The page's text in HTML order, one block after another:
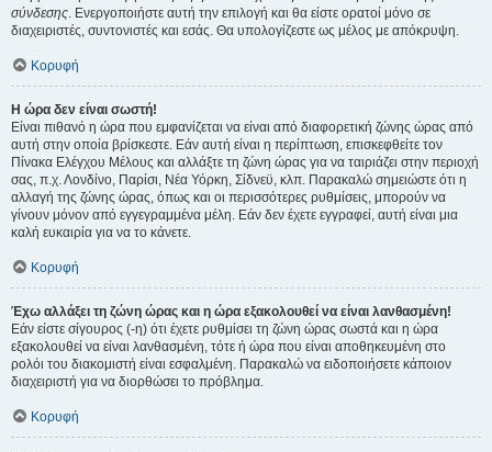
σύνδεσης. Ενεργοποιήστε αυτή την επιλογή και θα είστε ορατοί μόνο σε
διαχειριστές, συντονιστές και εσάς. Θα υπολογίζεστε ως μέλος με απόκρυψη.
Κορυφή
Η ώρα δεν είναι σωστή!
Είναι πιθανό η ώρα που εμφανίζεται να είναι από διαφορετική ζώνης ώρας από
αυτή στην οποία βρίσκεστε. Εάν αυτή είναι η περίπτωση, επισκεφθείτε τον
Πίνακα Ελέγχου Μέλους και αλλάξτε τη ζώνη ώρας για να ταιριάζει στην περιοχή
σας, π.χ. Λονδίνο, Παρίσι, Νέα Υόρκη, Σίδνεϋ, κλπ. Παρακαλώ σημειώστε ότι η
αλλαγή της ζώνης ώρας, όπως και οι περισσότερες ρυθμίσεις, μπορούν να
γίνουν μόνον από εγγεγραμμένα μέλη. Εάν δεν έχετε εγγραφεί, αυτή είναι μια
καλή ευκαιρία για να το κάνετε.
Κορυφή
Έχω αλλάξει τη ζώνη ώρας και η ώρα εξακολουθεί να είναι λανθασμένη!
Εάν είστε σίγουρος (-η) ότι έχετε ρυθμίσει τη ζώνη ώρας σωστά και η ώρα
εξακολουθεί να είναι λανθασμένη, τότε ή ώρα που είναι αποθηκευμένη στο
ρολόι του διακομιστή είναι εσφαλμένη. Παρακαλώ να ειδοποιήσετε κάποιον
διαχειριστή για να διορθώσει το πρόβλημα.
Κορυφή